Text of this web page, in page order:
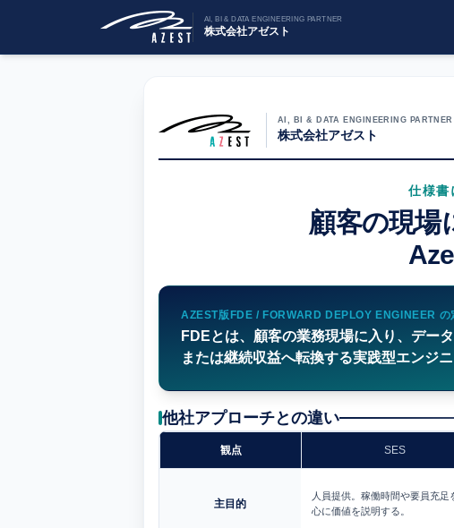
AI, BI & DATA ENGINEERING PARTNER
株式会社アゼスト
AI, BI & DATA ENGINEERING PARTNER
株式会社アゼスト
仕様書
顧客の現場
AZEST版FDE / FORWARD DEPLOY ENGINEER の
FDEとは、顧客の業務現場に入り、デー
または継続収益へ転換する実践型エンジニ
他社アプローチとの違い
観点 SES
主目的
人員提供。稼働時間や要員充足
心に価値を説明する。